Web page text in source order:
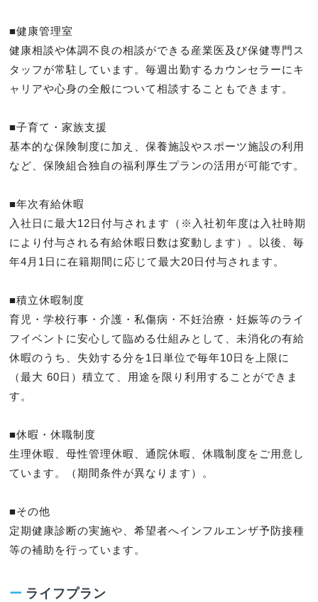
■健康管理室
健康相談や体調不良の相談ができる産業医及び保健専門ス
タッフが常駐しています。毎週出勤するカウンセラーにキ
ャリアや心身の全般について相談することもできます。
■子育て・家族支援
基本的な保険制度に加え、保養施設やスポーツ施設の利用
など、保険組合独自の福利厚生プランの活用が可能です。
■年次有給休暇
入社日に最大12日付与されます（※入社初年度は入社時期
により付与される有給休暇日数は変動します）。以後、毎
年4月1日に在籍期間に応じて最大20日付与されます。
■積立休暇制度
育児・学校行事・介護・私傷病・不妊治療・妊娠等のライ
フイベントに安心して臨める仕組みとして、未消化の有給
休暇のうち、失効する分を1日単位で毎年10日を上限に
（最大 60日）積立て、用途を限り利用することができま
す。
■休暇・休職制度
生理休暇、母性管理休暇、通院休暇、休職制度をご用意し
ています。（期間条件が異なります）。
■その他
定期健康診断の実施や、希望者へインフルエンザ予防接種
等の補助を行っています。
ー ライフプラン